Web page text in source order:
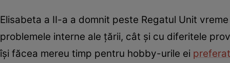
Elisabeta a II-a a domnit peste Regatul Unit
problemele interne ale țării, cât și cu diferitele
își făcea mereu timp pentru hobby-urile ei